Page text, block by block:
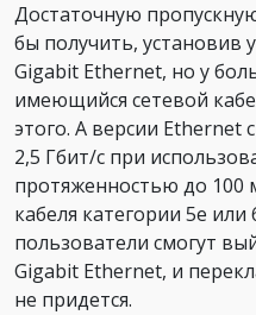
Достаточную
бы получить, установив
Gigabit Ethernet, но у
имеющийся сетевой
этого. А версии Ethernet
2,5 Гбит/с при
протяженностью до 100
кабеля категории 5e
пользователи смогут
Gigabit Ethernet, и
не придется.